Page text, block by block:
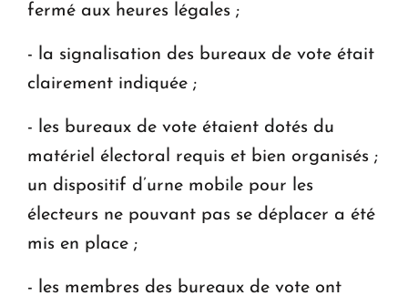
fermé aux heures légales ;
- la signalisation des bureaux de vote était
clairement indiquée ;
- les bureaux de vote étaient dotés du
matériel électoral requis et bien organisés ;
un dispositif d’urne mobile pour les
électeurs ne pouvant pas se déplacer a été
mis en place ;
- les membres des bureaux de vote ont